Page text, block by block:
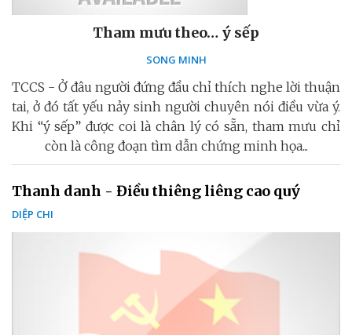
Tham mưu theo… ý sếp
SONG MINH
TCCS - Ở đâu người đứng đầu chỉ thích nghe lời thuận
tai, ở đó tất yếu nảy sinh người chuyên nói điều vừa ý.
Khi “ý sếp” được coi là chân lý có sẵn, tham mưu chỉ
còn là công đoạn tìm dẫn chứng minh họa...
Thanh danh - Điều thiêng liêng cao quý
DIỆP CHI